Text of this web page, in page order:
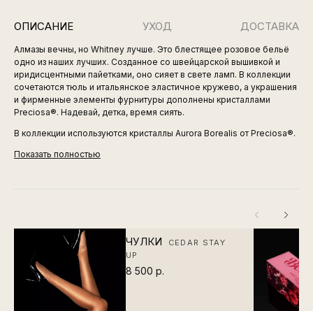
ОПИСАНИЕ УХОД ДОСТАВКА
Алмазы вечны, но Whitney лучше. Это блестящее розовое бельё
одно из наших лучших. Созданное со швейцарской вышивкой и
иридисцентными пайетками, оно сияет в свете ламп. В коллекции
сочетаются тюль и итальянское эластичное кружево, а украшения
и фирменные элементы фурнитуры дополнены кристаллами
Preciosa®. Надевай, детка, время сиять.
В коллекции используются кристаллы Aurora Borealis от Preciosa®.
Показать полностью
ЧУЛКИ
CEDAR STAY
UP
8 500 р.